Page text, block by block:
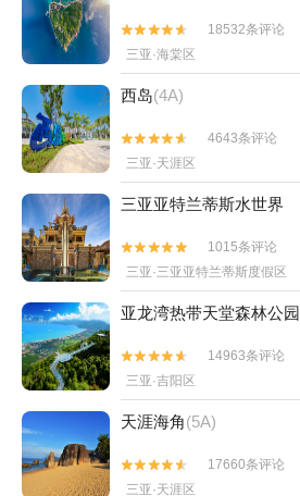


18532条评论
三亚·海棠区
西岛(4A)


4643条评论
三亚·天涯区
三亚亚特兰蒂斯水世界


1015条评论
三亚·三亚亚特兰蒂斯度假区
亚龙湾热带天堂森林公园


14963条评论
三亚·吉阳区
天涯海角(5A)


17660条评论
三亚·天涯区